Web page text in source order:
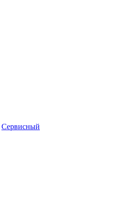
Сервисный